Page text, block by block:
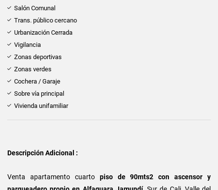
Salón Comunal
Trans. público cercano
Urbanización Cerrada
Vigilancia
Zonas deportivas
Zonas verdes
Cochera / Garaje
Sobre vía principal
Vivienda unifamiliar
Descripción Adicional :
Venta apartamento cuartopiso de 90mts2 con ascensor y